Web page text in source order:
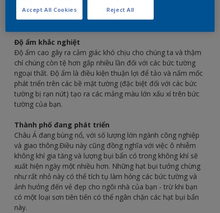
năm, đây chính là một trong những tác nhân chính gây ra
ảnh hưởng trực tiếp đến bức tường cho ngôi nhà của bạn.
Độ ẩm khắc nghiệt
Độ ẩm cao gây ra cảm giác khó chịu cho chúng ta và thậm
chí chúng còn tệ hơn gấp nhiều lần đối với các bức tường
ngoại thất. Độ ẩm là điều kiện thuận lợi để tảo và nấm mốc
phát triển trên các bề mặt tường (đặc biệt đối với các bức
tường bị rạn nứt) tạo ra các mảng màu lớn xấu xí trên bức
tường của bạn.
Thành phố đang phát triển
Châu Á đang bùng nổ, với số lượng lớn ngành công nghiệp
và giao thông.Điều này cũng đồng nghĩa với việc ô nhiễm
không khí gia tăng và lượng bụi bẩn có trong không khí sẽ
xuất hiện ngày một nhiều hơn. Những hạt bụi tưởng chừng
như rất nhỏ này có thể tích tụ làm hỏng các bức tường và
ảnh hưởng đến vẻ đẹp cho ngôi nhà của bạn - trừ khi bạn
có một loại sơn tiên tiến có thể ngân chặn các hạt bụi bẩn
này.
Reject All
Accept All Cookies